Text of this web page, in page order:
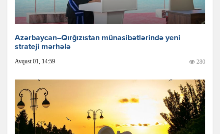
Azərbaycan–Qırğızıstan münasibətlərində yeni
strateji mərhələ
Avqust 01, 14:59 280